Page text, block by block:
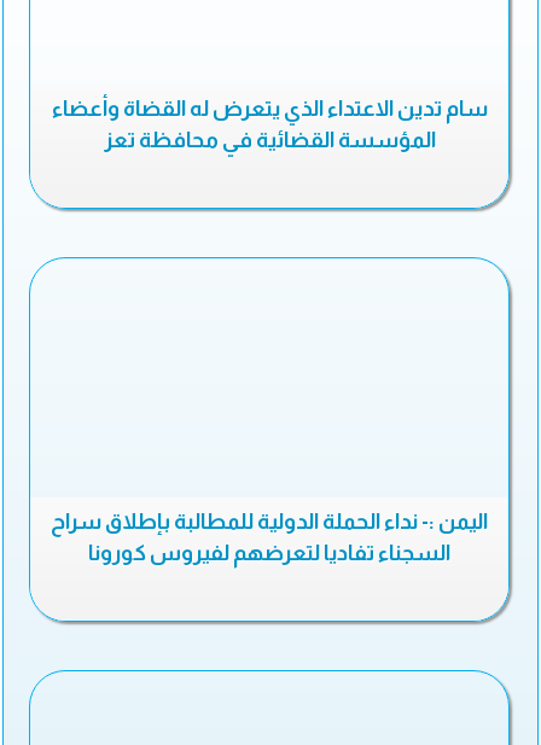
سام تدين الاعتداء الذي يتعرض له القضاة وأعضاء
المؤسسة القضائية في محافظة تعز
اليمن :- نداء الحملة الدولية للمطالبة بإطلاق سراح
السجناء تفاديا لتعرضهم لفيروس كورونا